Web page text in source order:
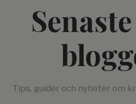
Tips, guider och nyheter om